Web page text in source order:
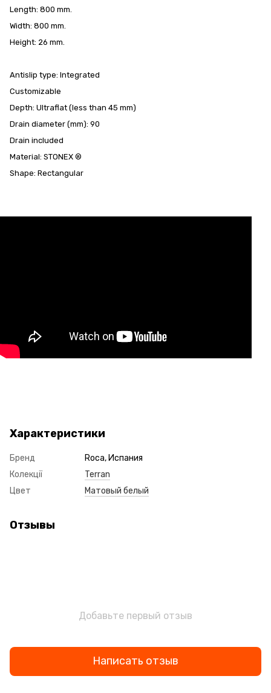
Length: 800 mm.
Width: 800 mm.
Height: 26 mm.
Antislip type: Integrated
Customizable
Depth: Ultraflat (less than 45 mm)
Drain diameter (mm): 90
Drain included
Material: STONEX ®
Shape: Rectangular
Характеристики
Бренд
Roca, Испания
Колекції
Terran
Цвет
Матовый белый
Отзывы
Добавьте первый отзыв
Написать отзыв